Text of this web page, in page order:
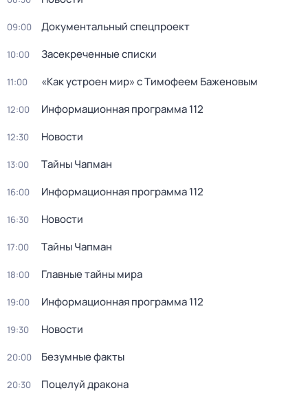
09:00 Докyментальный спецпроeкт
10:00 Заcекрeченные списки
11:00 «Как устроен мир» с Тимофеем Баженовым
12:00 Информационная программа 112
12:30 Новости
13:00 Тaйны Чапман
16:00 Информационная программа 112
16:30 Новости
17:00 Тaйны Чапман
18:00 Главные тайны мира
19:00 Информационная программа 112
19:30 Новости
20:00 Безумные факты
20:30 Поцелуй дракона